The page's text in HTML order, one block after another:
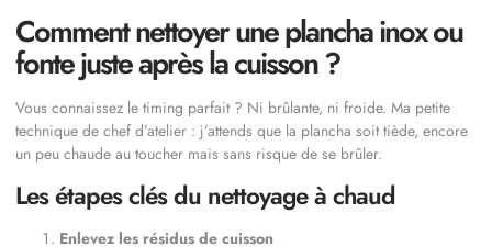
Comment nettoyer une plancha inox ou
fonte juste après la cuisson ?
Vous connaissez le timing parfait ? Ni brûlante, ni froide. Ma petite
technique de chef d’atelier : j’attends que la plancha soit tiède, encore
un peu chaude au toucher mais sans risque de se brûler.
Les étapes clés du nettoyage à chaud
Enlevez les résidus de cuisson